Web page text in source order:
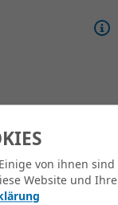
von ihnen sind
Website und Ihre